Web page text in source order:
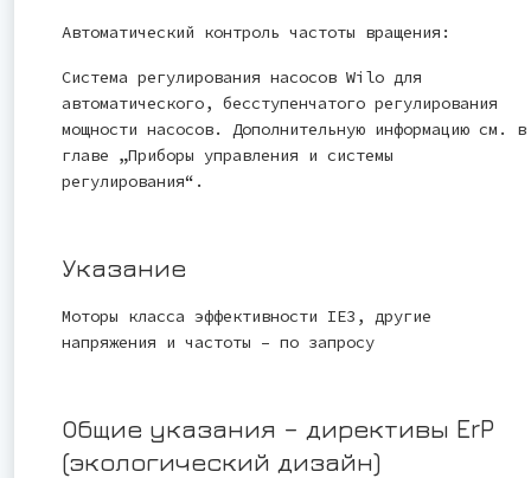
Автоматический контроль частоты вращения:
Система регулирования насосов Wilo для
автоматического, бесступенчатого регулирования
мощности насосов. Дополнительную информацию см. в
главе „Приборы управления и системы
регулирования“.
Указание
Моторы класса эффективности IE3, другие
напряжения и частоты – по запросу
Общие указания – директивы ErP
(экологический дизайн)